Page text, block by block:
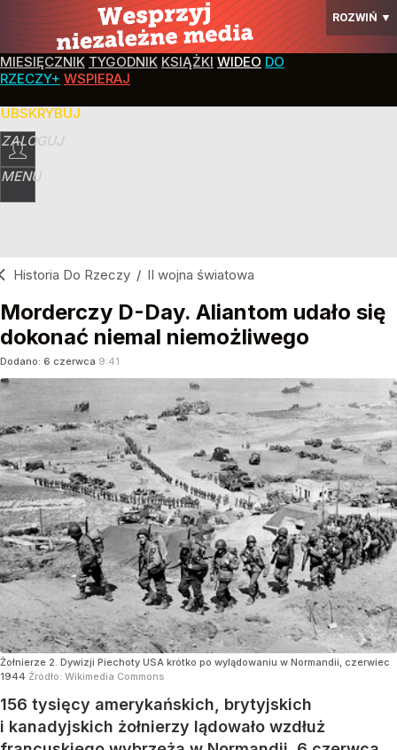
ROZWIŃ ▼
MIESIĘCZNIK TYGODNIK KSIĄŻKI WIDEO DO
RZECZY+ WSPIERAJ
ZALOGUJ
MENU
Historia Do Rzeczy / II wojna światowa
Morderczy D-Day. Aliantom udało się
dokonać niemal niemożliwego
Dodano: 6 czerwca 9:41
Żołnierze 2. Dywizji Piechoty USA krótko po wylądowaniu w Normandii, czerwiec
1944 Źródło: Wikimedia Commons
156 tysięcy amerykańskich, brytyjskich
i kanadyjskich żołnierzy lądowało wzdłuż